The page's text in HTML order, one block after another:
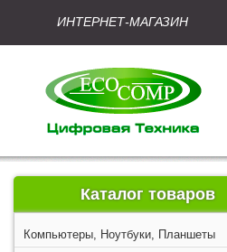
ИНТЕРНЕТ-МАГАЗИН
Каталог товаров
Компьютеры, Ноутбуки, Планшеты